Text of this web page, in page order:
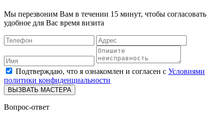
Мы перезвоним Вам в течении 15 минут, чтобы согласовать
удобное для Вас время визита
Подтверждаю, что я ознакомлен и согласен с Условиями
политики конфиденциальности
ВЫЗВАТЬ МАСТЕРА
Вопрос-ответ